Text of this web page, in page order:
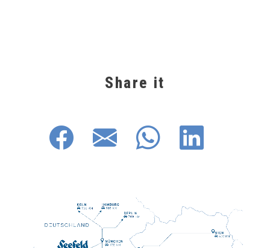
Share it